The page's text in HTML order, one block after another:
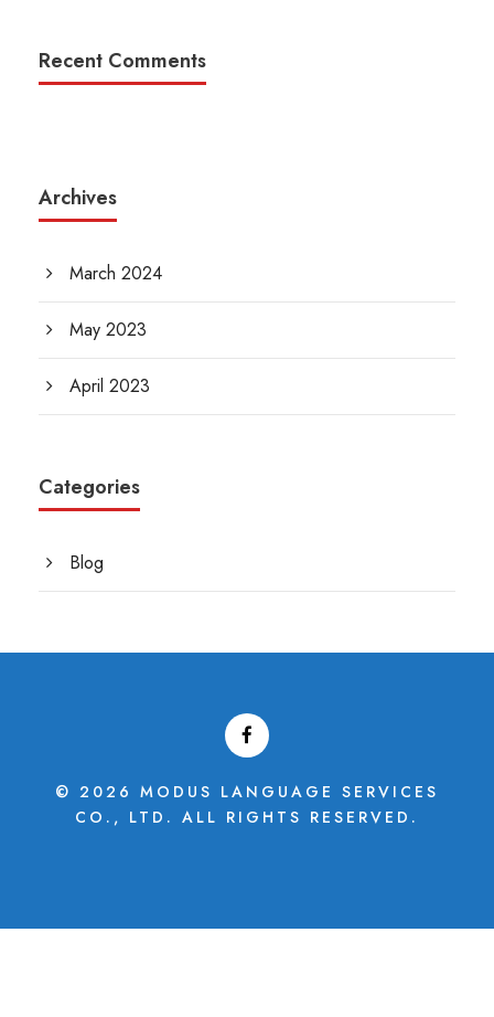
Recent Comments
Archives
March 2024
May 2023
April 2023
Categories
Blog
© 2026 MODUS LANGUAGE SERVICES
CO., LTD. ALL RIGHTS RESERVED.